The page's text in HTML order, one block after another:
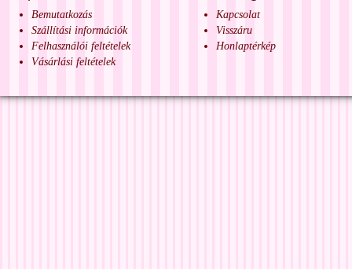
Bemutatkozás
Szállítási információk
Felhasználói feltételek
Vásárlási feltételek
Kapcsolat
Visszáru
Honlaptérkép